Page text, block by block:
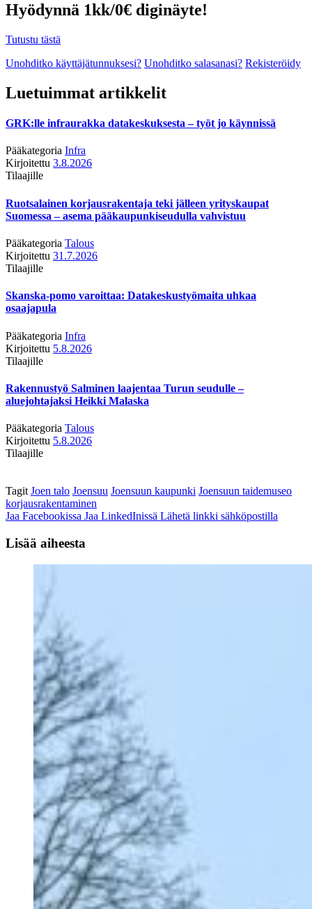
Hyödynnä 1kk/0€ diginäyte!
Tutustu tästä
Unohditko käyttäjätunnuksesi? Unohditko salasanasi? Rekisteröidy
Luetuimmat artikkelit
GRK:lle infraurakka datakeskuksesta – työt jo käynnissä
Pääkategoria Infra
Kirjoitettu 3.8.2026
Tilaajille
Ruotsalainen korjausrakentaja teki jälleen yrityskaupat
Suomessa – asema pääkaupunkiseudulla vahvistuu
Pääkategoria Talous
Kirjoitettu 31.7.2026
Tilaajille
Skanska-pomo varoittaa: Datakeskustyömaita uhkaa
osaajapula
Pääkategoria Infra
Kirjoitettu 5.8.2026
Tilaajille
Rakennustyö Salminen laajentaa Turun seudulle –
aluejohtajaksi Heikki Malaska
Pääkategoria Talous
Kirjoitettu 5.8.2026
Tilaajille
Tagit Joen talo Joensuu Joensuun kaupunki Joensuun taidemuseo
korjausrakentaminen
Jaa Facebookissa Jaa LinkedInissä Lähetä linkki sähköpostilla
Lisää aiheesta